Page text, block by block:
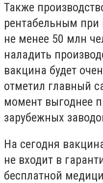
Также
рентабельным при
не менее 50 млн
наладить
вакцина будет
отметил главный
момент выгоднее
зарубежных
На сегодня
не входит в
бесплатной